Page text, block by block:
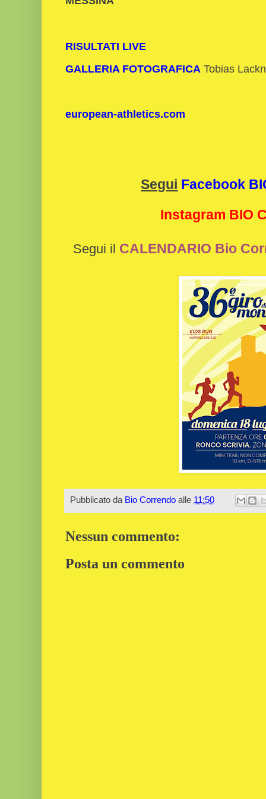
RISULTATI LIVE
GALLERIA FOTOGRAFICA Tobias
european-athletics.com
Segui Facebook
Instagram BIO
Segui il CALENDARIO Bio
Pubblicato da Bio Correndo alle 11:50
Nessun commento:
Posta un commento